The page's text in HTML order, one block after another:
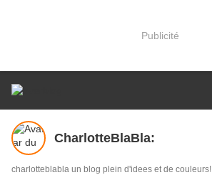
Publicité
CharlotteBlaBla:
charlotteblabla un blog plein d'idees et de couleurs!